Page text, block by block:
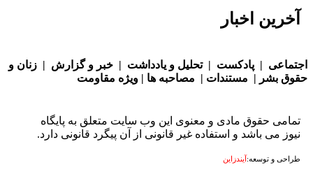
اخبار
|پادکست|تحلیل و یادداشت|خبر و گزارش| زنان و
بشر| مستندات|مصاحبه ها|ویژه مقاومت
حقوق مادی و معنوی این وب سایت متعلق به پایگاه
می باشد و استفاده غیر قانونی از آن پیگرد قانونی دارد.
و توسعه: آیندزاین